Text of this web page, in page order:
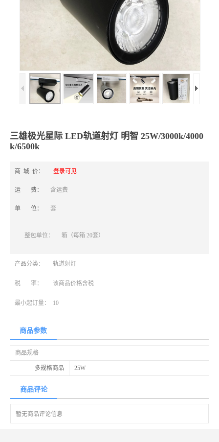
三雄极光星际 LED轨道射灯 明智 25W/3000k/4000
k/6500k
商 城 价： 登录可见
运 费： 含运费
单 位： 套
整包单位： 箱（每箱 20套）
产品分类： 轨道射灯
税 率： 该商品价格含税
最小起订量： 10
商品参数
商品规格
多规格商品 25W
商品评论
暂无商品评论信息